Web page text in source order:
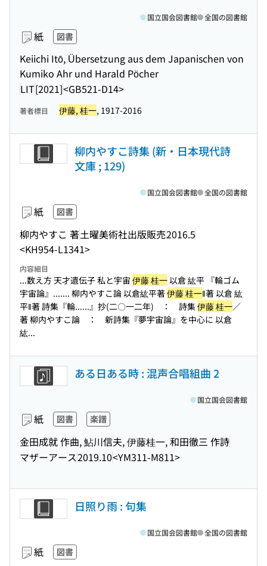
紙 図書
Keiichi Itō, Übersetzung aus dem Japanischen von
Kumiko Ahr und Harald Pöcher
LIT[2021]<GB521-D14>
国立国会図書館 全国の図書館
著者標目 伊藤, 桂一, 1917-2016
柳内やすこ詩集 (新・日本現代詩
文庫 ; 129)
紙 図書
柳内やすこ 著土曜美術社出版販売2016.5
<KH954-L1341>
国立国会図書館 全国の図書館
内容細目
...数え方 天才遺伝子 私と宇宙 伊藤 桂一以倉 紘平 『輪ゴム
宇宙論』....... 柳内やすこ論 以倉紘平著伊藤 桂一‖著 以倉 紘
平‖著 詩集『輪......』抄(二〇一二年) ： 詩集伊藤 桂一／
著 柳内やすこ論 ： 新詩集『夢宇宙論』を中心に 以倉
紘...
ある日ある時 : 混声合唱組曲 2
紙 図書 楽譜
金田成就 作曲, 鮎川信夫, 伊藤桂一, 和田徹三 作詩
マザーアース2019.10<YM311-M811>
国立国会図書館
日照り雨 : 句集
紙 図書
国立国会図書館 全国の図書館